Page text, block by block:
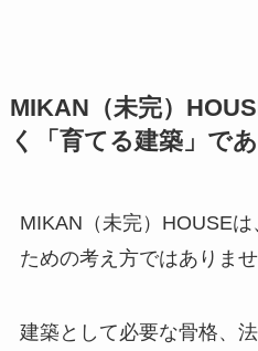
MIKAN（未完）
く「育てる建築」で
MIKAN（未完）HOUSE
ための考え方ではありませ
建築として必要な骨格、